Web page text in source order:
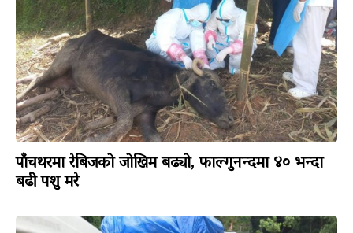
पाँचथरमा रेबिजको जोखिम बढ्यो, फाल्गुनन्दमा ४० भन्दा
बढी पशु मरे